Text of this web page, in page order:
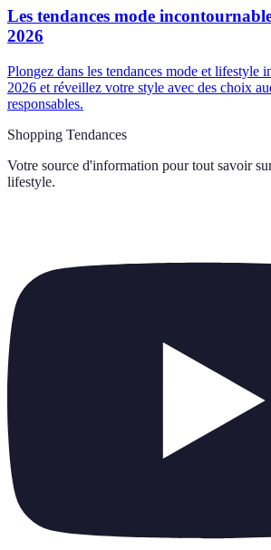
Les tendances mode
2026
Plongez dans les tendances mode et lifestyle
2026 et réveillez votre style avec des choix
responsables.
Shopping Tendances
Votre source d'information pour tout savoir
lifestyle.